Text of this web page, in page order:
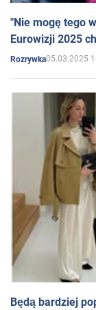
"Nie mogę tego
Eurowizji 2025
Rozrywka05.03.2025
Będą bardziej